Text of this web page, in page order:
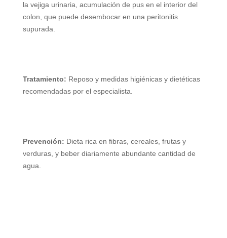
la vejiga urinaria, acumulación de pus en el interior del
colon, que puede desembocar en una peritonitis
supurada.
Tratamiento: Reposo y medidas higiénicas y dietéticas
recomendadas por el especialista.
Prevención: Dieta rica en fibras, cereales, frutas y
verduras, y beber diariamente abundante cantidad de
agua.